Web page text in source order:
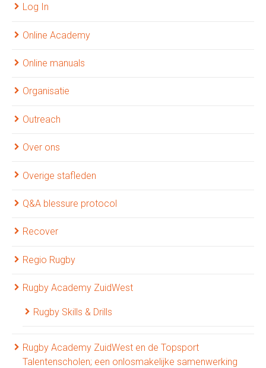
Log In
Online Academy
Online manuals
Organisatie
Outreach
Over ons
Overige stafleden
Q&A blessure protocol
Recover
Regio Rugby
Rugby Academy ZuidWest
Rugby Skills & Drills
Rugby Academy ZuidWest en de Topsport
Talentenscholen; een onlosmakelijke samenwerking